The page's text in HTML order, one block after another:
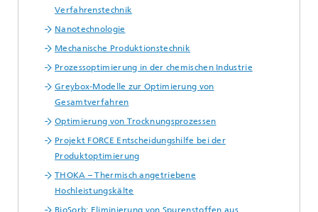
Verfahrenstechnik
Nanotechnologie
Mechanische Produktionstechnik
Prozessoptimierung in der chemischen Industrie
Greybox-Modelle zur Optimierung von
Gesamtverfahren
Optimierung von Trocknungsprozessen
Projekt FORCE Entscheidungshilfe bei der
Produktoptimierung
THOKA – Thermisch angetriebene
Hochleistungskälte
BioSorb: Eliminierung von Spurenstoffen aus